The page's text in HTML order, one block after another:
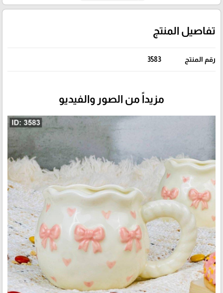
تفاصيل المنتج
رقم المنتج 3583
مزيداً من الصور والفيديو